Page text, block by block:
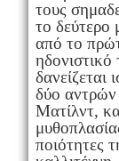
τους
το δεύτερο
από το
δανείζεται
δύο αντρών
Ματίλντ,
ποιότητες